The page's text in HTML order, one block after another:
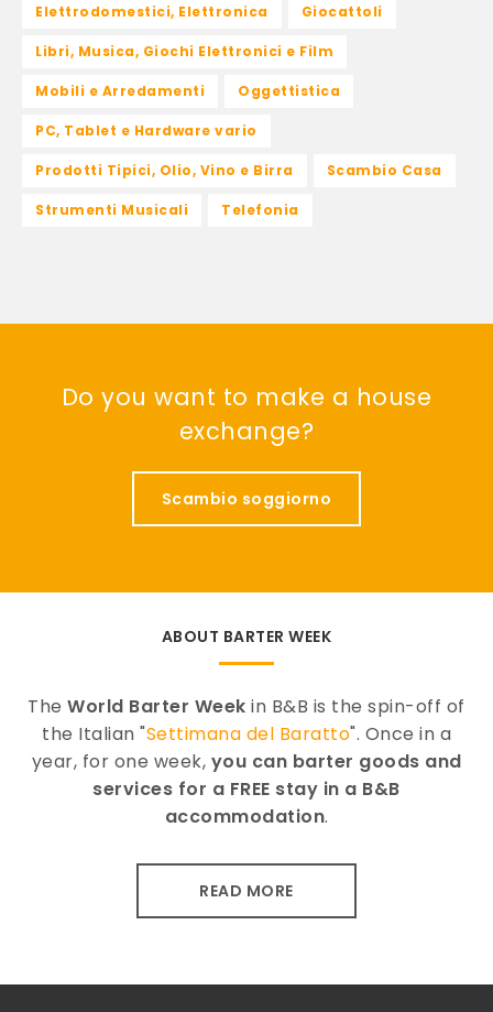
Elettrodomestici, Elettronica Giocattoli
Libri, Musica, Giochi Elettronici e Film
Mobili e Arredamenti Oggettistica
PC, Tablet e Hardware vario
Prodotti Tipici, Olio, Vino e Birra Scambio Casa
Strumenti Musicali Telefonia
Do you want to make a house
exchange?
Scambio soggiorno
ABOUT BARTER WEEK
TheWorld Barter Week in B&B is the spin-off of
the Italian "Settimana del Baratto". Once in a
year, for one week, you can barter goods and
services for a FREE stay in a B&B
accommodation.
READ MORE